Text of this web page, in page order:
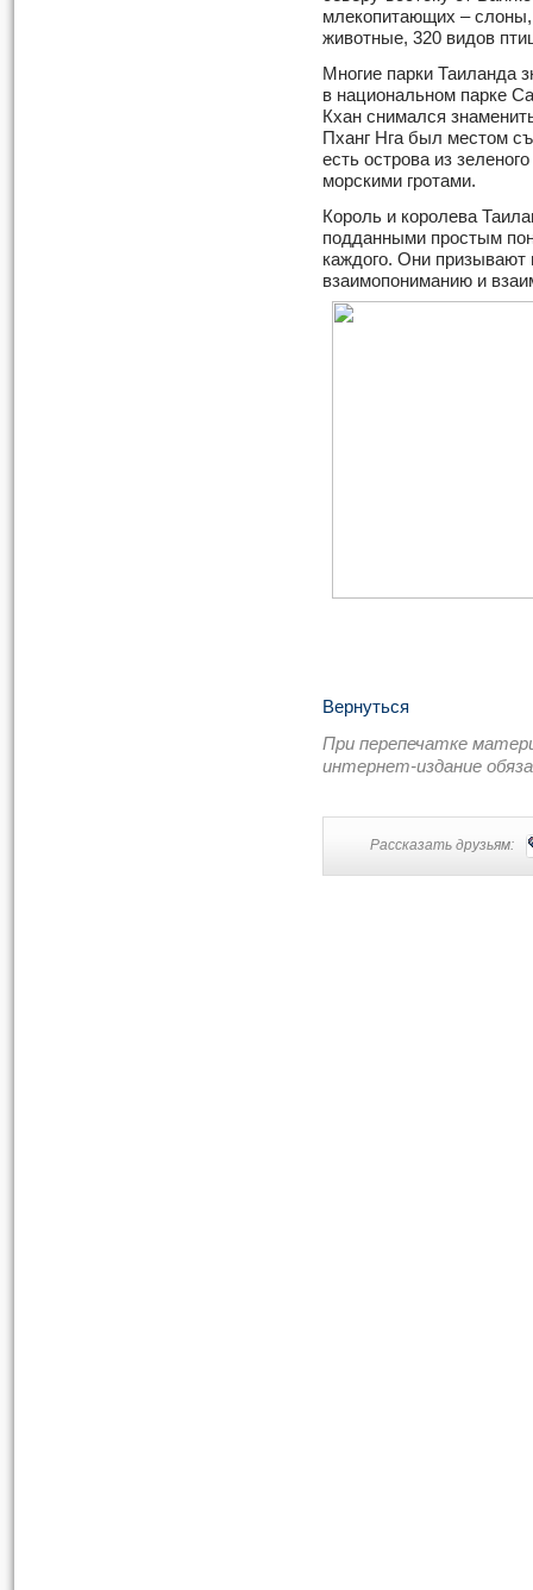
млекопитающих –
животные, 320 видов
Многие парки Таиланда
в национальном парке
Кхан снимался
Пханг Нга был местом
есть острова из
морскими гротами.
Король и королева
подданными простым
каждого. Они призывают
взаимопониманию и
Вернуться
При перепечатке
интернет-издание
Рассказать друзьям: